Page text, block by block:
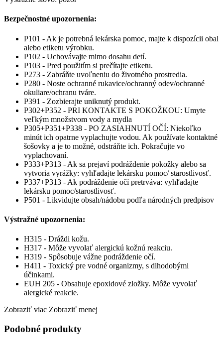
Bezpečnostné upozornenia:
P101 - Ak je potrebná lekárska pomoc, majte k dispozícii obal
alebo etiketu výrobku.
P102 - Uchovávajte mimo dosahu detí.
P103 - Pred použitím si prečítajte etiketu.
P273 - Zabráňte uvoľneniu do životného prostredia.
P280 - Noste ochranné rukavice/ochranný odev/ochranné
okuliare/ochranu tváre.
P391 - Zozbierajte uniknutý produkt.
P302+P352 - PRI KONTAKTE S POKOŽKOU: Umyte
veľkým množstvom vody a mydla
P305+P351+P338 - PO ZASIAHNUTÍ OČÍ: Niekoľko
minút ich opatrne vyplachujte vodou. Ak používate kontaktné
šošovky a je to možné, odstráňte ich. Pokračujte vo
vyplachovaní.
P333+P313 - Ak sa prejaví podráždenie pokožky alebo sa
vytvoria vyrážky: vyhľadajte lekársku pomoc/ starostlivosť.
P337+P313 - Ak podráždenie očí pretrváva: vyhľadajte
lekársku pomoc/starostlivosť.
P501 - Likvidujte obsah/nádobu podľa národných predpisov
Výstražné upozornenia:
H315 - Dráždi kožu.
H317 - Môže vyvolať alergickú kožnú reakciu.
H319 - Spôsobuje vážne podráždenie očí.
H411 - Toxický pre vodné organizmy, s dlhodobými
účinkami.
EUH 205 - Obsahuje epoxidové zložky. Môže vyvolať
alergické reakcie.
Zobraziť viac Zobraziť menej
Podobné produkty